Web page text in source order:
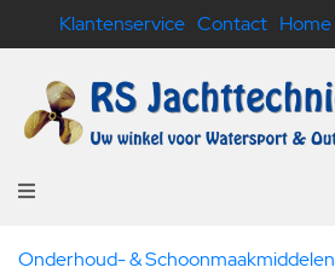
Klantenservice Contact Home
Onderhoud- & Schoonmaakmiddelen